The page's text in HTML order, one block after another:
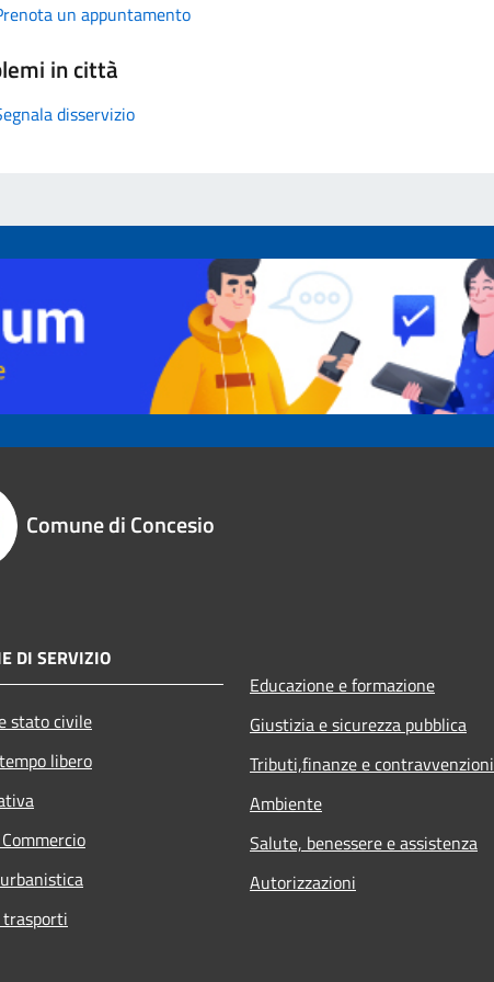
un appuntamento
in città
disservizio
Comune di Concesio
DI SERVIZIO
stato civile
libero
Educazione e formazione
Giustizia e sicurezza pubblica
Tributi,finanze e contravvenzioni
Ambiente
Salute, benessere e assistenza
Autorizzazioni